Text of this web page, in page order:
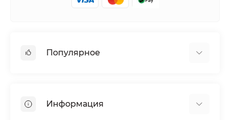
Популярное
Птицы
Информация